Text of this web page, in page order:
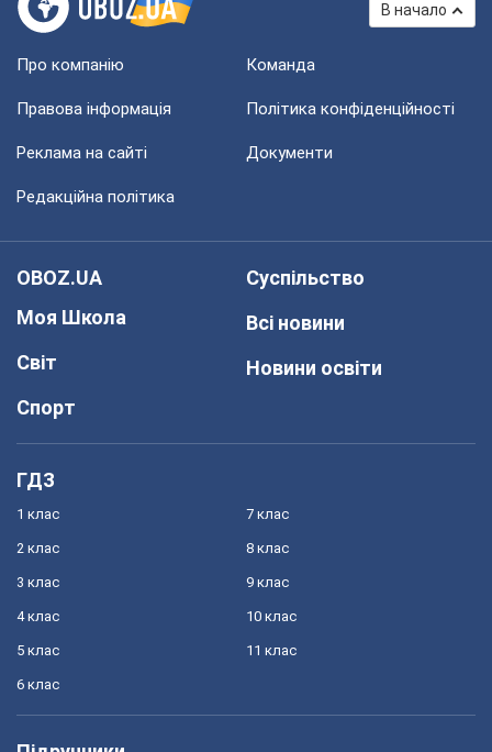
В начало
Про компанію Команда
Правова інформація Політика конфіденційності
Реклама на сайті Документи
Редакційна політика
OBOZ.UA
Моя Школа
Світ
Спорт
Суспільство
Всі новини
Новини освіти
ГДЗ
1 клас
2 клас
3 клас
4 клас
5 клас
6 клас
7 клас
8 клас
9 клас
10 клас
11 клас